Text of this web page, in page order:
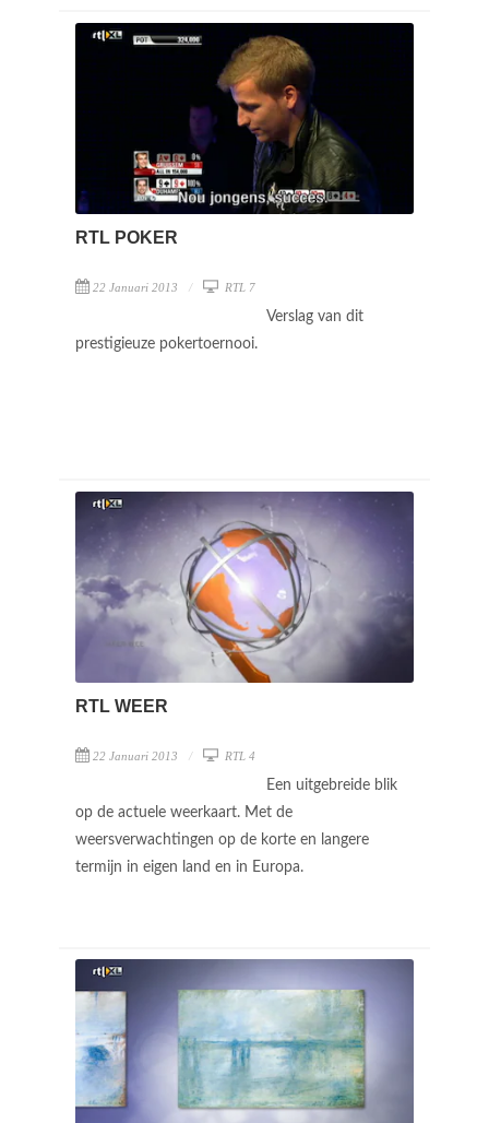
RTL POKER
22 Januari 2013 RTL 7
Verslag van dit
prestigieuze pokertoernooi.
RTL WEER
22 Januari 2013 RTL 4
Een uitgebreide blik
op de actuele weerkaart. Met de
weersverwachtingen op de korte en langere
termijn in eigen land en in Europa.